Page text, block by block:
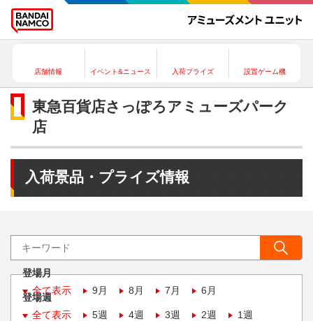
店舗情報 イベント&ニュース 入荷プライズ 設置ゲーム機
東急百貨店さっぽろアミューズパーク
店
入荷景品・プライズ情報
登場月
全て表示
9月 8月 7月 6月
登場週
全て表示
5週 4週 3週 2週 1週